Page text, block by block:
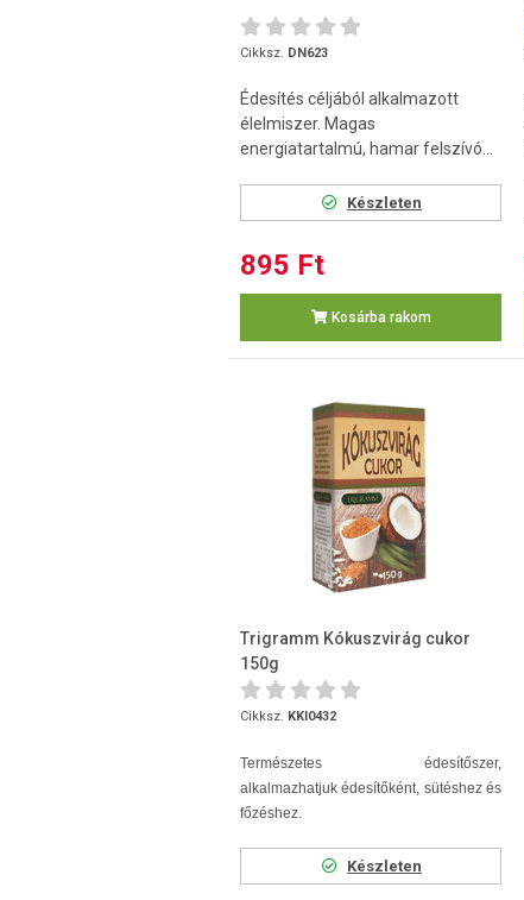
Cikksz. DN623
Édesítés céljából alkalmazott
élelmiszer. Magas
energiatartalmú, hamar felszívó...
Készleten
895 Ft
Kosárba rakom
Trigramm Kókuszvirág cukor
150g
Cikksz. KKI0432
Természetes édesítőszer,
alkalmazhatjuk édesítőként, sütéshez és
főzéshez.
Készleten